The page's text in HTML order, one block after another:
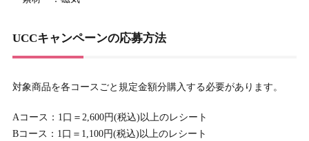
UCCキャンペーンの応募方法
対象商品を各コースごと規定金額分購入する必要があります。
Aコース：1口＝2,600円(税込)以上のレシート
Bコース：1口＝1,100円(税込)以上のレシート